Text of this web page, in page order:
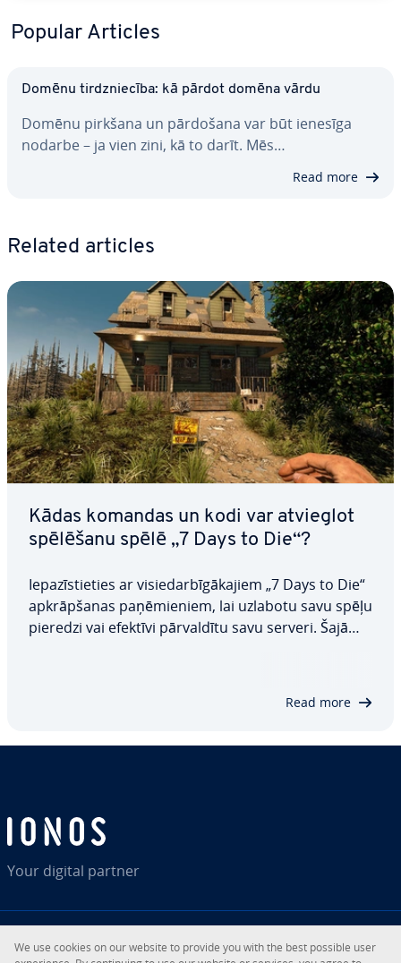
Popular Articles
Domēnu tirdznie­cī­ba: kā pārdot domēna vārdu
Domēnu pirkšana un pārdošana var būt ienesīga
nodarbe – ja vien zini, kā to darīt. Mēs…
Read more
Related articles
Kādas komandas un kodi var atvieglot
spēlēšanu spēlē „7 Days to Die“?
Ie­pa­zīs­tie­ties ar vi­s­ie­dar­bī­gā­ka­jiem „7 Days to Die“
ap­krāp­ša­nas pa­ņē­mie­niem, lai uzlabotu savu spēļu
pieredzi vai efektīvi pār­val­dī­tu savu serveri. Šajā
Read more
Your digital partner
RSS LinkedIntiktok Instagram
We use cookies on our website to provide you with the best possible user